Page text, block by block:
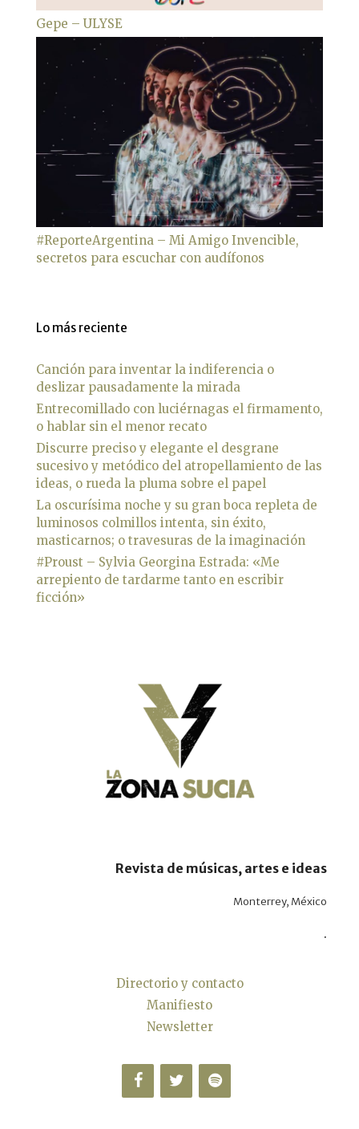
Gepe – ULYSE
#ReporteArgentina – Mi Amigo Invencible,
secretos para escuchar con audífonos
Lo más reciente
Canción para inventar la indiferencia o
deslizar pausadamente la mirada
Entrecomillado con luciérnagas el firmamento,
o hablar sin el menor recato
Discurre preciso y elegante el desgrane
sucesivo y metódico del atropellamiento de las
ideas, o rueda la pluma sobre el papel
La oscurísima noche y su gran boca repleta de
luminosos colmillos intenta, sin éxito,
masticarnos; o travesuras de la imaginación
#Proust – Sylvia Georgina Estrada: «Me
arrepiento de tardarme tanto en escribir
ficción»
Revista de músicas, artes e ideas
Monterrey, México
.
Directorio y contacto
Manifiesto
Newsletter